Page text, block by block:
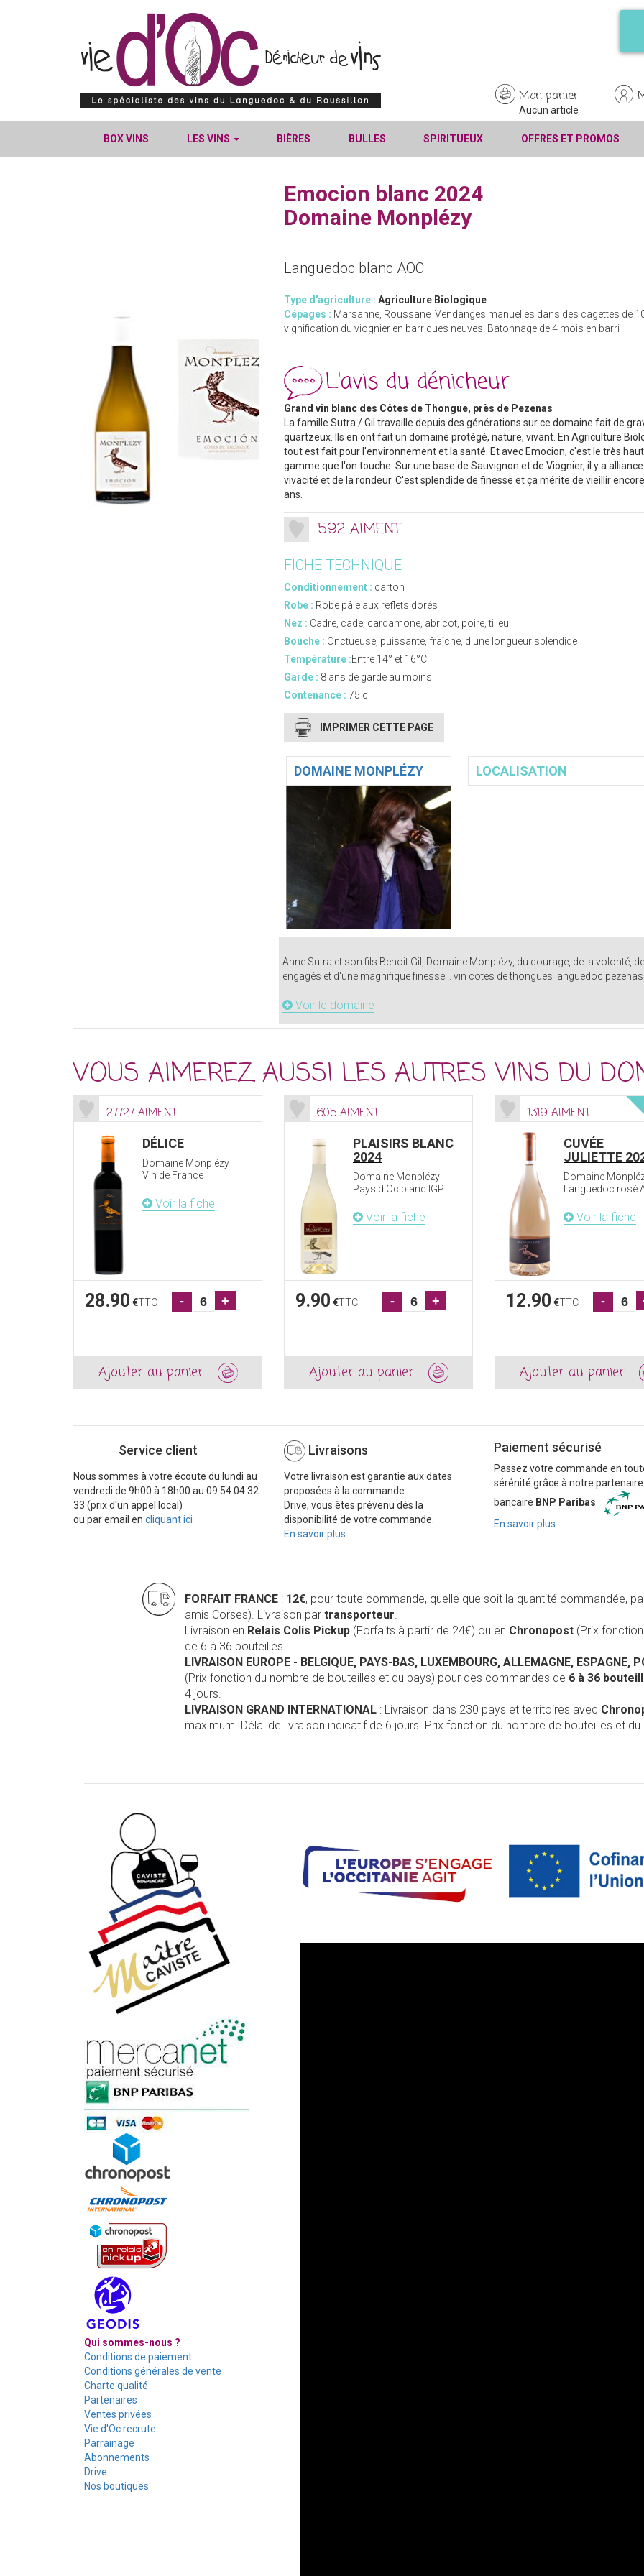
Mon panier
Aucun article
BOX VINS LES VINS BIÈRES BULLES SPIRITUEUX OFFRES ET PROMOS
Emocion blanc 2024
Domaine Monplézy
Languedoc blanc AOC
Type d'agriculture : Agriculture Biologique
Cépages : Marsanne, Roussane Vendanges manuelles dans des cagettes de
vignification du viognier en barriques neuves. Batonnage de 4 mois en barri
L'avis du dénicheur
Grand vin blanc des Côtes de Thongue, près de Pezenas
La famille Sutra / Gil travaille depuis des générations sur ce domaine fait de
quartzeux. Ils en ont fait un domaine protégé, nature, vivant. En Agriculture
tout est fait pour l'environnement et la santé. Et avec Emocion, c'est le très
gamme que l'on touche. Sur une base de Sauvignon et de Viognier, il y a
vivacité et de la rondeur. C'est splendide de finesse et ça mérite de vieillir
ans.
592 AIMENT
FICHE TECHNIQUE
Conditionnement : carton
Robe : Robe pâle aux reflets dorés
Nez : Cadre, cade, cardamone, abricot, poire, tilleul
Bouche : Onctueuse, puissante, fraîche, d'une longueur splendide
Température :Entre 14° et 16°C
Garde : 8 ans de garde au moins
Contenance : 75 cl
IMPRIMER CETTE PAGE
DOMAINE MONPLÉZY LOCALISATION
Anne Sutra et son fils Benoit Gil, Domaine Monplézy, du courage, de la volonté,
engagés et d'une magnifique finesse... vin cotes de thongues languedoc pezenas
Voir le domaine
VOUS AIMEREZ AUSSI LES AUTRES VINS DU
27727 AIMENT
DÉLICE
Domaine Monplézy
Vin de France
Voir la fiche
28.90 €TTC - +
Ajouter au panier
605 AIMENT
PLAISIRS BLANC
2024
Domaine Monplézy
Pays d'Oc blanc IGP
Voir la fiche
9.90 €TTC - +
Ajouter au panier
1319 AIMENT
CUVÉE
JULIETTE
Domaine
Languedoc rosé
Voir la fiche
12.90 €TTC -
Ajouter au panier
Service client
Nous sommes à votre écoute du lundi au
vendredi de 9h00 à 18h00 au 09 54 04 32
33 (prix d'un appel local)
ou par email en cliquant ici
Livraisons
Votre livraison est garantie aux dates
proposées à la commande.
Drive, vous êtes prévenu dès la
disponibilité de votre commande.
En savoir plus
Paiement sécurisé
Passez votre commande en
sérénité grâce à notre partenaire
bancaire BNP Paribas
En savoir plus
FORFAIT FRANCE : 12€, pour toute commande, quelle que soit la quantité commandée,
amis Corses). Livraison partransporteur.
Livraison en Relais Colis Pickup (Forfaits à partir de 24€) ou en Chronopost (Prix
de 6 à 36 bouteilles
LIVRAISON EUROPE - BELGIQUE, PAYS-BAS, LUXEMBOURG, ALLEMAGNE, ESPAGNE,
(Prix fonction du nombre de bouteilles et du pays) pour des commandes de 6 à 36
4 jours.
LIVRAISON GRAND INTERNATIONAL : Livraison dans 230 pays et territoires avec
maximum. Délai de livraison indicatif de 6 jours. Prix fonction du nombre de bouteilles et du
Qui sommes-nous ?
Conditions de paiement
Conditions générales de vente
Charte qualité
Partenaires
Ventes privées
Vie d'Oc recrute
Parrainage
Abonnements
Drive
Nos boutiques